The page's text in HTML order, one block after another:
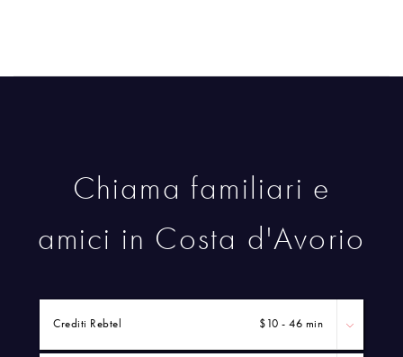
Chiama familiari e
amici in Costa d'Avorio
Crediti Rebtel $10 - 46 min